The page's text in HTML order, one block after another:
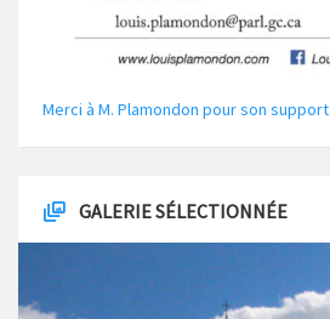
Merci à M. Plamondon pour son support
GALERIE SÉLECTIONNÉE